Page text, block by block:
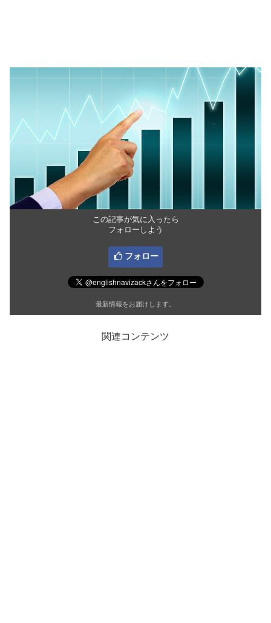
この記事が気に入ったら
フォローしよう
フォロー
最新情報をお届けします。
関連コンテンツ